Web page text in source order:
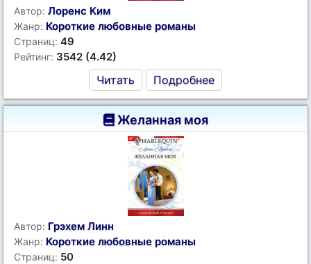
Автор: Лоренс Ким
Жанр: Короткие любовные романы
Страниц: 49
Рейтинг: 3542 (4.42)
Читать Подробнее
Желанная моя
Автор: Грэхем Линн
Жанр: Короткие любовные романы
Страниц: 50